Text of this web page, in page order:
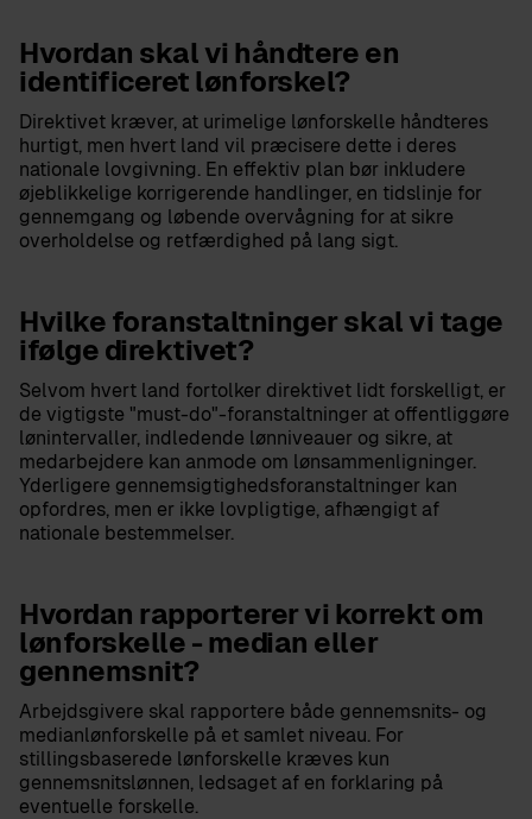
Hvordan skal vi håndtere en
identificeret lønforskel?
Direktivet kræver, at urimelige lønforskelle håndteres
hurtigt, men hvert land vil præcisere dette i deres
nationale lovgivning. En effektiv plan bør inkludere
øjeblikkelige korrigerende handlinger, en tidslinje for
gennemgang og løbende overvågning for at sikre
overholdelse og retfærdighed på lang sigt.
Hvilke foranstaltninger skal vi tage
ifølge direktivet?
Selvom hvert land fortolker direktivet lidt forskelligt, er
de vigtigste "must-do"-foranstaltninger at offentliggøre
lønintervaller, indledende lønniveauer og sikre, at
medarbejdere kan anmode om lønsammenligninger.
Yderligere gennemsigtighedsforanstaltninger kan
opfordres, men er ikke lovpligtige, afhængigt af
nationale bestemmelser.
Hvordan rapporterer vi korrekt om
lønforskelle - median eller
gennemsnit?
Arbejdsgivere skal rapportere både gennemsnits- og
medianlønforskelle på et samlet niveau. For
stillingsbaserede lønforskelle kræves kun
gennemsnitslønnen, ledsaget af en forklaring på
eventuelle forskelle.